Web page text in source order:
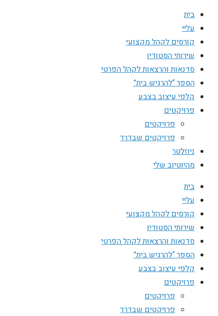
בית
עליי
קורסים לקהל מקצועי
שירותי הסטודיו
סדנאות והרצאות לקהל הפרטי
הספר “להרגיש בית”
קלפי עיצוב בצבע
פרויקטים
פרויקטים
פרויקטים שבדרך
ניוזלטר
מהיוטיוב שלי
בית
עליי
קורסים לקהל מקצועי
שירותי הסטודיו
סדנאות והרצאות לקהל הפרטי
הספר “להרגיש בית”
קלפי עיצוב בצבע
פרויקטים
פרויקטים
פרויקטים שבדרך